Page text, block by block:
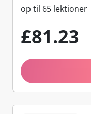
op til 65 lektioner
£81.23